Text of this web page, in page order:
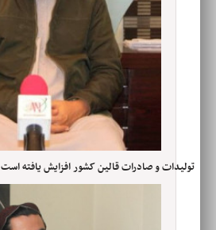
تولیدات و صادرات قالین کشور افزایش یافته است